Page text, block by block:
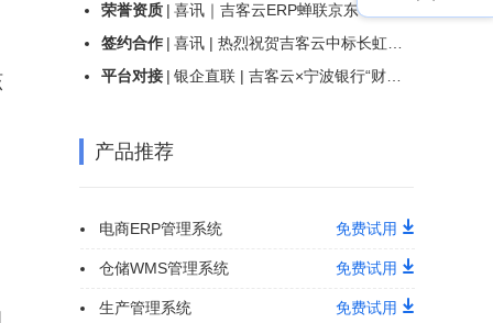
荣誉资质 |
签约合作 |
平台对接 |
产品推荐
电商ERP管理系统 免费试用
仓储WMS管理系统 免费试用
生产管理系统 免费试用